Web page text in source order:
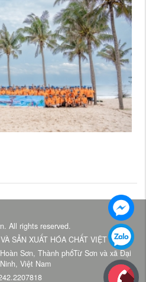
All rights reserved.
SẢN XUẤT HÓA CHẤT VIỆT THÁI
Sơn, Thành phốTừ Sơn và xã Đại
Việt Nam